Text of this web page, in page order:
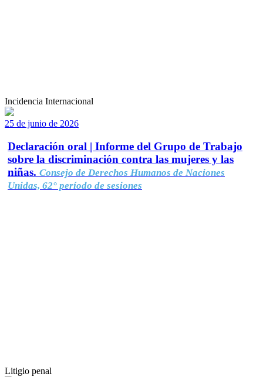
Incidencia Internacional
25 de junio de 2026
Declaración oral | Informe del Grupo de Trabajo
sobre la discriminación contra las mujeres y las
niñas. Consejo de Derechos Humanos de Naciones
Unidas, 62° período de sesiones
Litigio penal